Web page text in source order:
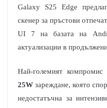
Galaxy S25 Edge
скенер за пръстови
UI 7 на базата на
актуализации в
Най-големият компромис
25Wзареждане, която
недостатъчна за